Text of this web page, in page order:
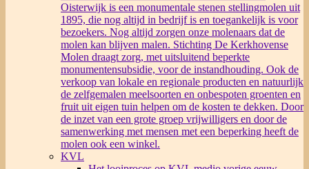
Oisterwijk is een monumentale stenen stellingmolen uit
1895, die nog altijd in bedrijf is en toegankelijk is voor
bezoekers. Nog altijd zorgen onze molenaars dat de
molen kan blijven malen. Stichting De Kerkhovense
Molen draagt zorg, met uitsluitend beperkte
monumentensubsidie, voor de instandhouding. Ook de
verkoop van lokale en regionale producten en natuurlijk
de zelfgemalen meelsoorten en onbespoten groenten en
fruit uit eigen tuin helpen om de kosten te dekken. Door
de inzet van een grote groep vrijwilligers en door de
samenwerking met mensen met een beperking heeft de
molen ook een winkel.
KVL